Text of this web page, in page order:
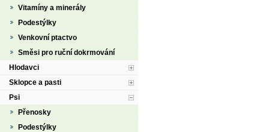
Vitamíny a minerály
Podestýlky
Venkovní ptactvo
Směsi pro ruční dokrmování
Hlodavci
Sklopce a pasti
Psi
Přenosky
Podestýlky